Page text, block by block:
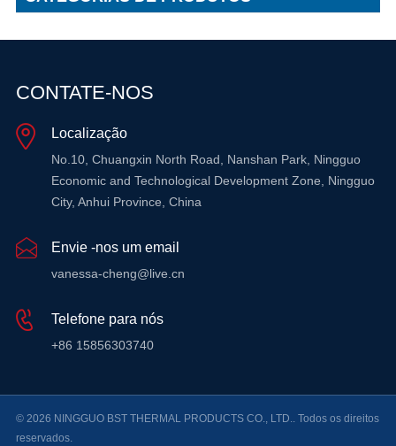
CONTATE-NOS
Localização
No.10, Chuangxin North Road, Nanshan Park, Ningguo
Economic and Technological Development Zone, Ningguo
City, Anhui Province, China
Envie -nos um email
vanessa-cheng@live.cn
Telefone para nós
+86 15856303740
© 2026 NINGGUO BST THERMAL PRODUCTS CO., LTD.. Todos os direitos
reservados.